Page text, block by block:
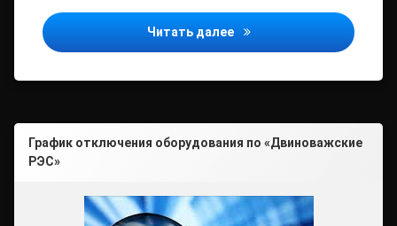
Читать далее Предотвратить утрату
График отключения оборудования по «Двиноважские
РЭС»